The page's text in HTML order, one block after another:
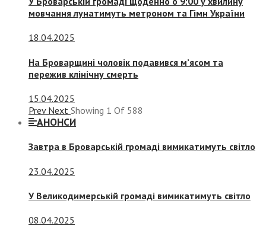
мовчання лунатимуть метроном та Гімн України
18.04.2025
На Броварщині чоловік подавився м’ясом та
пережив клінічну смерть
15.04.2025
Prev Next Showing 1 Of 588
АНОНСИ
Завтра в Броварській громаді вимикатимуть світло
23.04.2025
У Великодимерській громаді вимикатимуть світло
08.04.2025